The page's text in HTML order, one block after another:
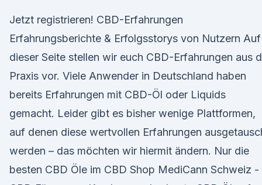
Jetzt registrieren! CBD-Erfahrungen
Erfahrungsberichte & Erfolgsstorys von Nutzern Auf
dieser Seite stellen wir euch CBD-Erfahrungen aus
Praxis vor. Viele Anwender in Deutschland haben
bereits Erfahrungen mit CBD-Öl oder Liquids
gemacht. Leider gibt es bisher wenige Plattformen,
auf denen diese wertvollen Erfahrungen
werden – das möchten wir hiermit ändern. Nur die
besten CBD Öle im CBD Shop MediCann Schweiz -